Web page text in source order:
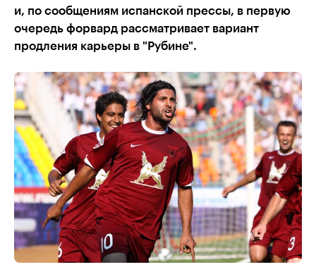
и, по сообщениям испанской прессы, в первую
очередь форвард рассматривает вариант
продления карьеры в "Рубине".